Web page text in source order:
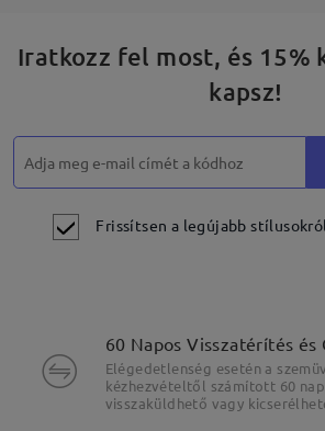
Iratkozz fel most, és 15%
kapsz!
Frissítsen a legújabb
60 Napos Visszatérítés és
Elégedetlenség esetén a
kézhezvételtől számított 60
visszaküldhető vagy